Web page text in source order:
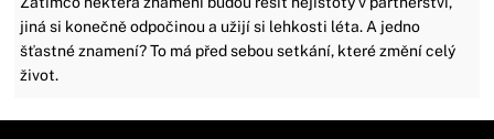
jiná si konečně odpočinou a užijí si lehkosti léta. A jedno
šťastné znamení? To má před sebou setkání, které změní celý
život.